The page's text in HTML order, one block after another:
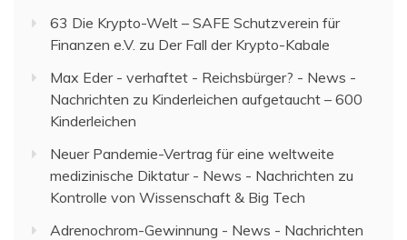
63 Die Krypto-Welt – SAFE Schutzverein für
Finanzen e.V. zu Der Fall der Krypto-Kabale
Max Eder - verhaftet - Reichsbürger? - News -
Nachrichten zu Kinderleichen aufgetaucht – 600
Kinderleichen
Neuer Pandemie-Vertrag für eine weltweite
medizinische Diktatur - News - Nachrichten zu
Kontrolle von Wissenschaft & Big Tech
Adrenochrom-Gewinnung - News - Nachrichten